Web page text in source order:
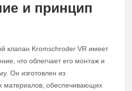
и принцип
клапан Kromschroder VR имеет
что облегчает его монтаж и
Он изготовлен из
материалов, обеспечивающих